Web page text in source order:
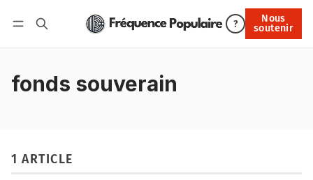
?
Nous
soutenir
Nous soutenir
fonds souverain
1 ARTICLE